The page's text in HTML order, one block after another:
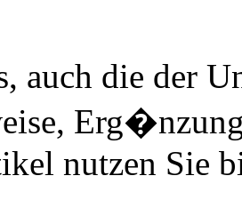
auch die der
nutzen Sie